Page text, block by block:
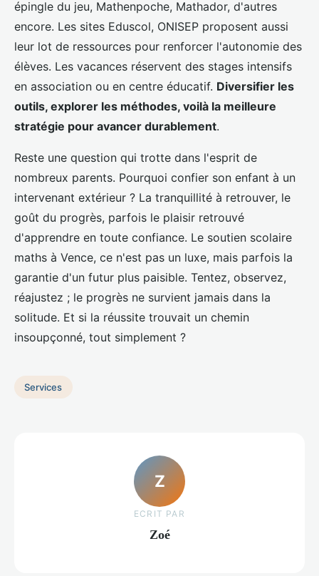
épingle du jeu, Mathenpoche, Mathador, d'autres
encore. Les sites Eduscol, ONISEP proposent aussi
leur lot de ressources pour renforcer l'autonomie des
élèves. Les vacances réservent des stages intensifs
en association ou en centre éducatif. Diversifier les
outils, explorer les méthodes, voilà la meilleure
stratégie pour avancer durablement.
Reste une question qui trotte dans l'esprit de
nombreux parents. Pourquoi confier son enfant à un
intervenant extérieur ? La tranquillité à retrouver, le
goût du progrès, parfois le plaisir retrouvé
d'apprendre en toute confiance. Le soutien scolaire
maths à Vence, ce n'est pas un luxe, mais parfois la
garantie d'un futur plus paisible. Tentez, observez,
réajustez ; le progrès ne survient jamais dans la
solitude. Et si la réussite trouvait un chemin
insoupçonné, tout simplement ?
Services
Z
ECRIT PAR
Zoé